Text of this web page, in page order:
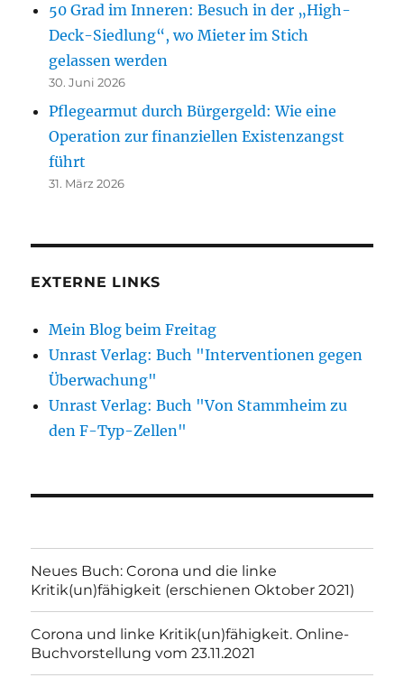
50 Grad im Inneren: Besuch in der „High-
Deck-Siedlung“, wo Mieter im Stich
gelassen werden
30. Juni 2026
Pflegearmut durch Bürgergeld: Wie eine
Operation zur finanziellen Existenzangst
führt
31. März 2026
EXTERNE LINKS
Mein Blog beim Freitag
Unrast Verlag: Buch "Interventionen gegen
Überwachung"
Unrast Verlag: Buch "Von Stammheim zu
den F-Typ-Zellen"
Neues Buch: Corona und die linke
Kritik(un)fähigkeit (erschienen Oktober 2021)
Corona und linke Kritik(un)fähigkeit. Online-
Buchvorstellung vom 23.11.2021